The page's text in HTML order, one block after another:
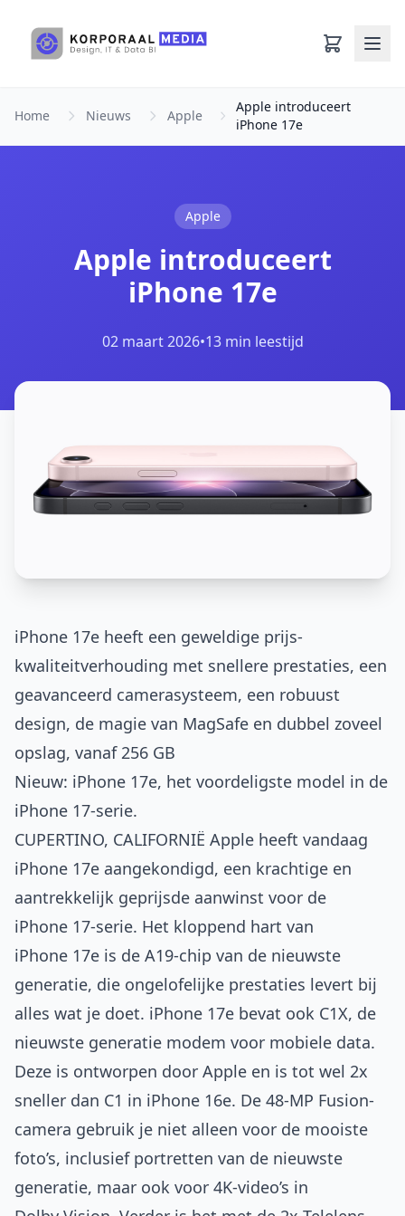
Home Nieuws Apple
Apple introduceert
iPhone 17e
Apple
Apple introduceert
iPhone 17e
02 maart 2026•13 min leestijd
iPhone 17e heeft een geweldige prijs-
kwaliteitverhouding met snellere prestaties, een
geavanceerd camerasysteem, een robuust
design, de magie van MagSafe en dubbel zoveel
opslag, vanaf 256 GB
Nieuw: iPhone 17e, het voordeligste model in de
iPhone 17-serie.
CUPERTINO, CALIFORNIË Apple heeft vandaag
iPhone 17e aangekondigd, een krachtige en
aantrekkelijk geprijsde aanwinst voor de
iPhone 17-serie. Het kloppend hart van
iPhone 17e is de A19-chip van de nieuwste
generatie, die ongelofelijke prestaties levert bij
alles wat je doet. iPhone 17e bevat ook C1X, de
nieuwste generatie modem voor mobiele data.
Deze is ontworpen door Apple en is tot wel 2x
sneller dan C1 in iPhone 16e. De 48‑MP Fusion-
camera gebruik je niet alleen voor de mooiste
foto’s, inclusief portretten van de nieuwste
generatie, maar ook voor 4K-video’s in